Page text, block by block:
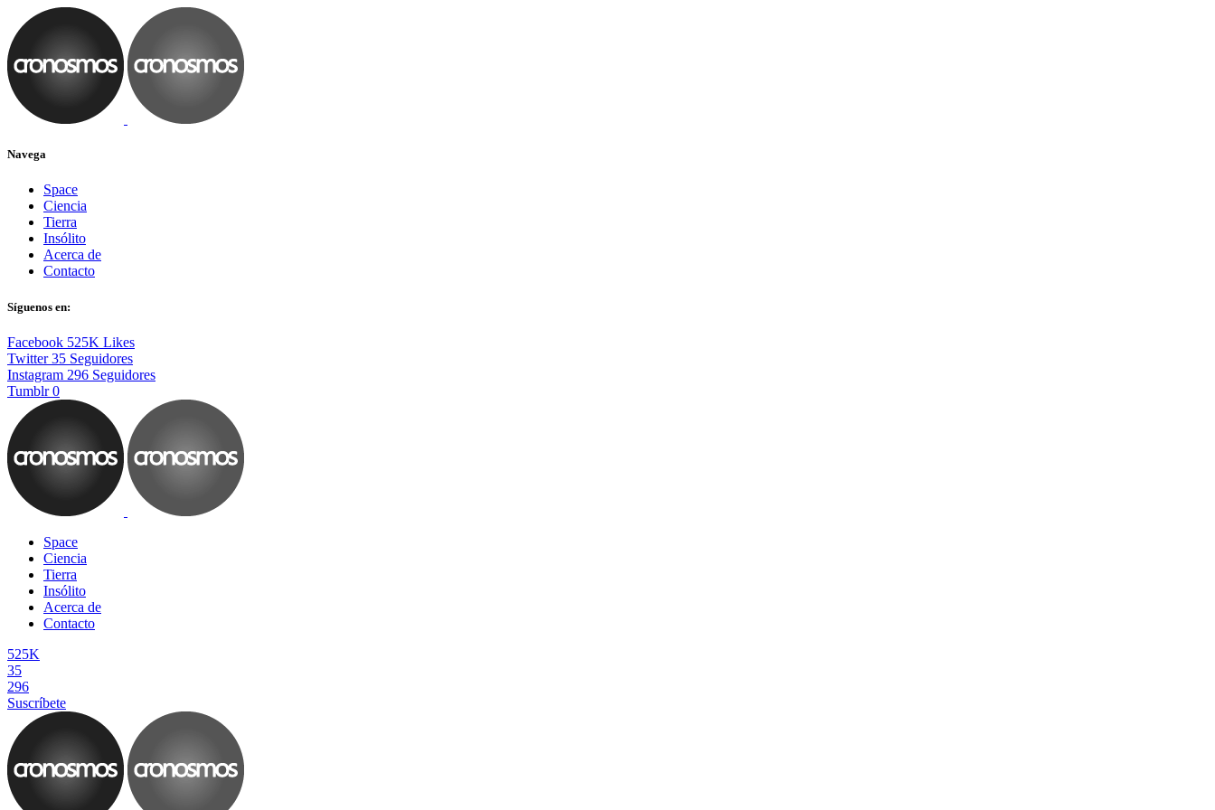
Navega
Space
Ciencia
Tierra
Insólito
Acerca de
Contacto
Síguenos en:
Facebook 525K Likes
Twitter 35 Seguidores
Instagram 296 Seguidores
Tumblr 0
Space
Ciencia
Tierra
Insólito
Acerca de
Contacto
525K
35
296
Suscríbete